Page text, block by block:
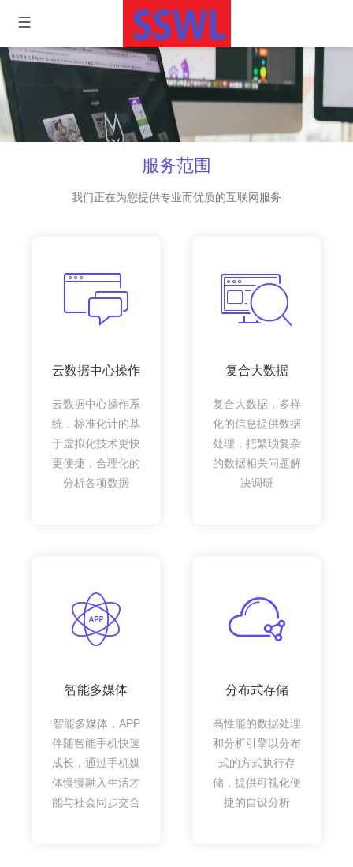
服务范围
我们正在为您提供专业而优质的互联网服务
云数据中心操作
云数据中心操作系
统，标准化计的基
于虚拟化技术更快
更便捷，合理化的
分析各项数据
复合大数据
复合大数据，多样
化的信息提供数据
处理，把繁琐复杂
的数据相关问题解
决调研
智能多媒体
智能多媒体，APP
伴随智能手机快速
成长，通过手机媒
体慢慢融入生活才
能与社会同步交合
分布式存储
高性能的数据处理
和分析引擎以分布
式的方式执行存
储，提供可视化便
捷的自设分析